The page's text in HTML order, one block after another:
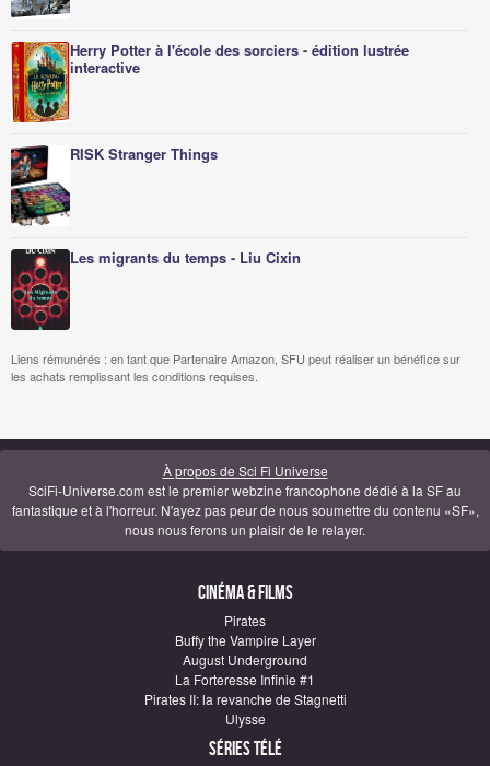
Herry Potter à l'école des sorciers - édition lustrée
interactive
RISK Stranger Things
Les migrants du temps - Liu Cixin
Liens rémunérés : en tant que Partenaire Amazon, SFU peut réaliser un bénéfice sur
les achats remplissant les conditions requises.
À propos de Sci Fi Universe
SciFi-Universe.com est le premier webzine francophone dédié à la SF au
fantastique et à l'horreur. N'ayez pas peur de nous soumettre du contenu «SF»,
nous nous ferons un plaisir de le relayer.
Cinéma & Films
Pirates
Buffy the Vampire Layer
August Underground
La Forteresse Infinie #1
Pirates II: la revanche de Stagnetti
Ulysse
Séries télé